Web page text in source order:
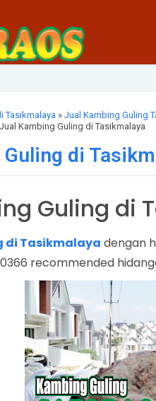
Tasikmalaya » Jual Kambing Guling
Kambing Guling di Tasikmalaya
di
Guling di
di Tasikmalaya dengan
recommended